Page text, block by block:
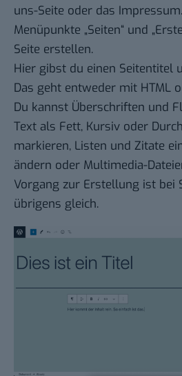
uns-Seite oder das
Menüpunkte „Seiten“ und
Seite erstellen.
Hier gibst du einen Seitentitel
Das geht entweder mit HTML
Du kannst Überschriften und
Text als Fett, Kursiv oder
markieren, Listen und Zitate
ändern oder Multimedia-
Vorgang zur Erstellung ist bei
übrigens gleich.